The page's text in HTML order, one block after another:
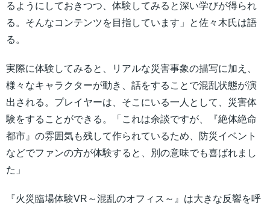
るようにしておきつつ、体験してみると深い学びが得られ
る。そんなコンテンツを目指しています」と佐々木氏は語
る。
実際に体験してみると、リアルな災害事象の描写に加え、
様々なキャラクターが動き、話をすることで混乱状態が演
出される。プレイヤーは、そこにいる一人として、災害体
験をすることができる。​「これは余談ですが、『絶体絶命
都市』の雰囲気も残して作られているため、防災イベント
などでファンの方が体験すると、別の意味でも喜ばれまし
た」
『火災臨場体験VR～混乱のオフィス～』は大きな反響を呼